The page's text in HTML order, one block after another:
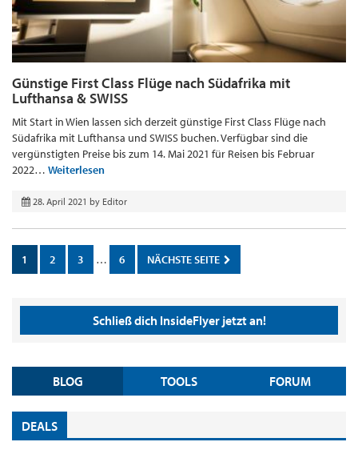
Günstige First Class Flüge nach Südafrika mit
Lufthansa & SWISS
Mit Start in Wien lassen sich derzeit günstige First Class Flüge nach
Südafrika mit Lufthansa und SWISS buchen. Verfügbar sind die
vergünstigten Preise bis zum 14. Mai 2021 für Reisen bis Februar
2022… Weiterlesen
28. April 2021 by Editor
1 2 3 … 6 NÄCHSTE SEITE
Schließ dich InsideFlyer jetzt an!
BLOG TOOLS FORUM
DEALS